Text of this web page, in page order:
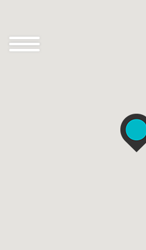
Navigation